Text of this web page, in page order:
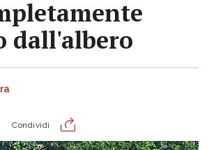
dall'albero
Condividi